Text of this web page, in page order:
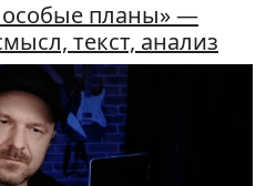
особые планы» —
текст, анализ